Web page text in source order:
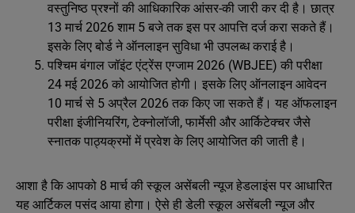
वस्तुनिष्ठ प्रश्नों की आधिकारिक आंसर-की जारी कर दी है। छात्र
13 मार्च 2026 शाम 5 बजे तक इस पर आपत्ति दर्ज करा सकते हैं।
इसके लिए बोर्ड ने ऑनलाइन सुविधा भी उपलब्ध कराई है।
पश्चिम बंगाल जॉइंट एंट्रेंस एग्जाम 2026 (WBJEE) की परीक्षा
24 मई 2026 को आयोजित होगी। इसके लिए ऑनलाइन आवेदन
10 मार्च से 5 अप्रैल 2026 तक किए जा सकते हैं। यह ऑफलाइन
परीक्षा इंजीनियरिंग, टेक्नोलॉजी, फार्मेसी और आर्किटेक्चर जैसे
स्नातक पाठ्यक्रमों में प्रवेश के लिए आयोजित की जाती है।
आशा है कि आपको 8 मार्च की स्कूल असेंबली न्यूज हेडलाइंस पर आधारित
यह आर्टिकल पसंद आया होगा। ऐसे ही डेली स्कूल असेंबली न्यूज और